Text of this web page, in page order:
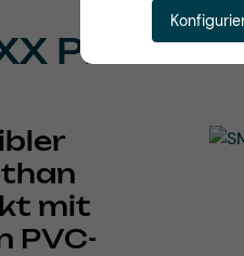
PRO PU
mit
PVC-